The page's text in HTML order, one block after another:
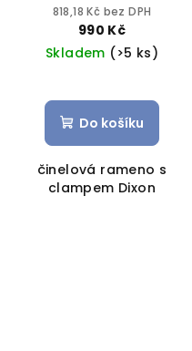
818,18 Kč bez DPH
990 Kč
Skladem (>5 ks)
Do košíku
činelová rameno s
clampem Dixon